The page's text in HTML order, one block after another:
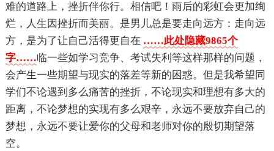
难的道路上，挫折伴你行。相信吧！雨后的彩虹会更加绚
烂，人生因挫折而美丽。是男儿总是要走向远方：走向远
方，是为了让自己活得更自在 ……此处隐藏9865个
字……临一些如学习竞争、考试失利等这样那样的问题，
会产生一些期望与现实的落差等新的困惑。但是我希望同
学们不论遇到多么痛苦的挫折，不论现实和理想有多大的
距离，不论梦想的实现有多么艰辛，永远不要放弃自己的
梦想，永远不要让爱你的父母和老师对你的殷切期望落
空。